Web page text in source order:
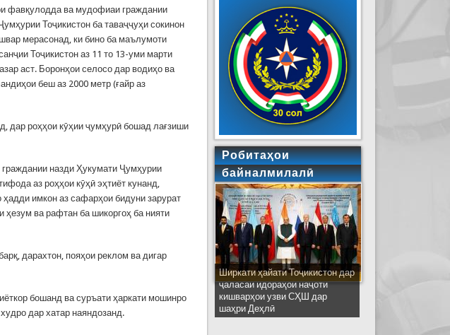
фавқулодда ва мудофиаи граждании
Тоҷикистон ба таваҷҷуҳи сокинон
мерасонад, ки бино ба маълумоти
Тоҷикистон аз 11 то 13-уми марти
аст. Боронҳои селосо дар водиҳо ва
беш аз 2000 метр (ғайр аз
дар роҳҳои кӯҳии ҷумҳурӣ бошад лағзиши
назди Ҳукумати Ҷумҳурии
аз роҳҳои кӯҳӣ эҳтиёт кунанд,
имкон аз сафарҳои бидуни зарурат
ҳезум ва рафтан ба шикоргоҳ ба нияти
дарахтон, пояҳои реклом ва дигар
бошанд ва суръати ҳаркати мошинро
дар хатар наяндозанд.
Робитаҳои
байналмилалӣ
Ширкати ҳайати Тоҷикистон дар
ҷаласаи идораҳои наҷоти
кишварҳои узви СҲШ дар
шаҳри Деҳлӣ